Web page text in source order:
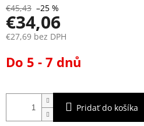
€45,43 –25 %
€34,06
€27,69 bez DPH
cena:
Do 5 - 7 dnů
Pridať do košíka